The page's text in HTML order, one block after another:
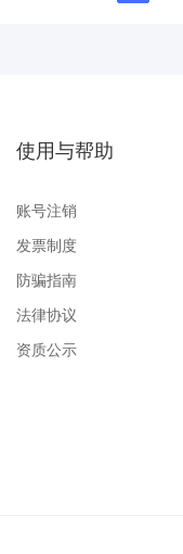
使用与帮助
账号注销
发票制度
防骗指南
法律协议
资质公示